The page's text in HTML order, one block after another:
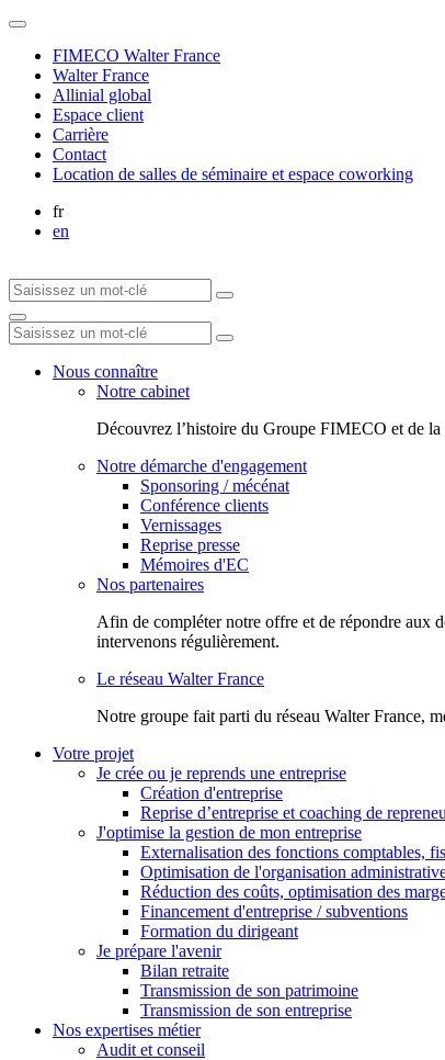
FIMECO Walter France
Walter France
Allinial global
Espace client
Carrière
Contact
Location de salles de séminaire et espace coworking
fr
en
Nous connaître
Notre cabinet
Découvrez l’histoire du Groupe FIMECO et de
Notre démarche d'engagement
Sponsoring / mécénat
Conférence clients
Vernissages
Reprise presse
Mémoires d'EC
Nos partenaires
Afin de compléter notre offre et de répondre aux
intervenons régulièrement.
Le réseau Walter France
Notr​e groupe fait parti du réseau Walter France,
Votre projet
Je crée ou je reprends une entreprise
Création d'entreprise
Reprise d’entreprise et coaching de
J'optimise la gestion de mon entreprise
Externalisation des fonctions comptables,
Optimisation de l'organisation
Réduction des coûts, optimisation des
Financement d'entreprise / subventions
Formation du dirigeant
Je prépare l'avenir
Bilan retraite
Transmission de son patrimoine
Transmission de son entreprise
Nos expertises métier
Audit et conseil